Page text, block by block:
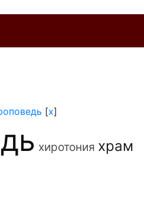
[x]
хиротония храм